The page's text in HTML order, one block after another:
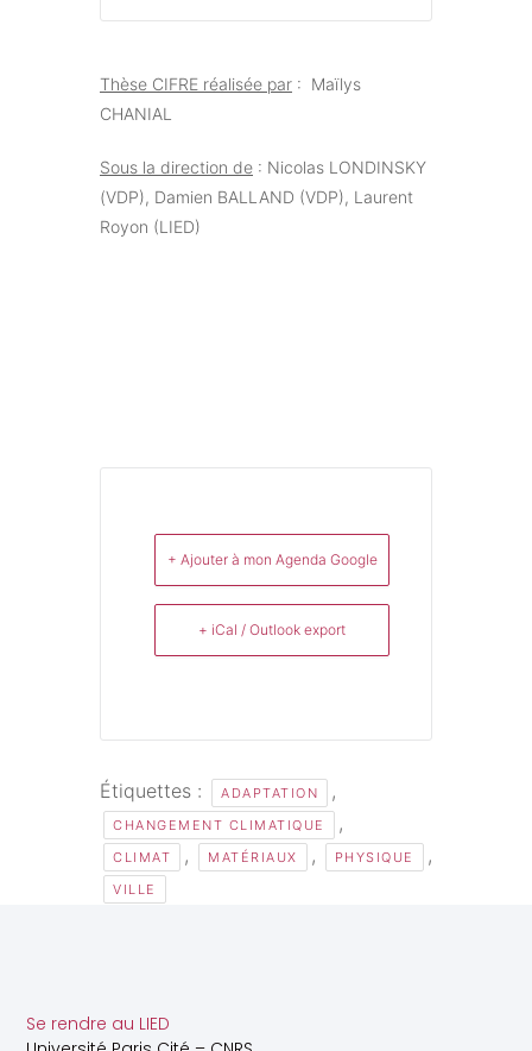
Thèse CIFRE réalisée par : Maïlys
CHANIAL
Sous la direction de : Nicolas LONDINSKY
(VDP), Damien BALLAND (VDP), Laurent
Royon (LIED)
+ Ajouter à mon Agenda Google
+ iCal / Outlook export
Étiquettes : ADAPTATION ,
CHANGEMENT CLIMATIQUE ,
CLIMAT , MATÉRIAUX , PHYSIQUE ,
VILLE
Se rendre au LIED